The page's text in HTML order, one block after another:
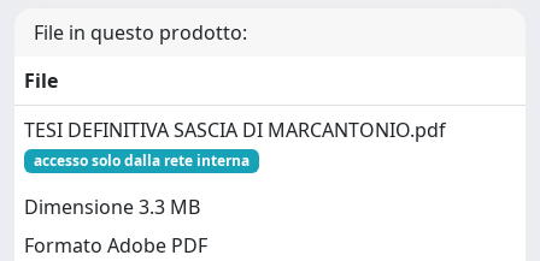
File in questo prodotto:
File
TESI DEFINITIVA SASCIA DI MARCANTONIO.pdf
accesso solo dalla rete interna
Dimensione 3.3 MB
Formato Adobe PDF